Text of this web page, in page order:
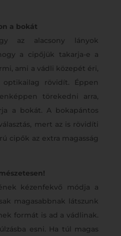
a bokát
az alacsony lányok
a cipőjük takarja-e a
ami a vádli közepét éri,
optikailag rövidít. Éppen
törekedni arra,
a bokát. A bokapántos
mert az is rövidíti
cipők az extra magasság
kézenfekvő módja a
magasabbnak látszunk
formát is ad a vádlinak.
esni. Ha túl magas